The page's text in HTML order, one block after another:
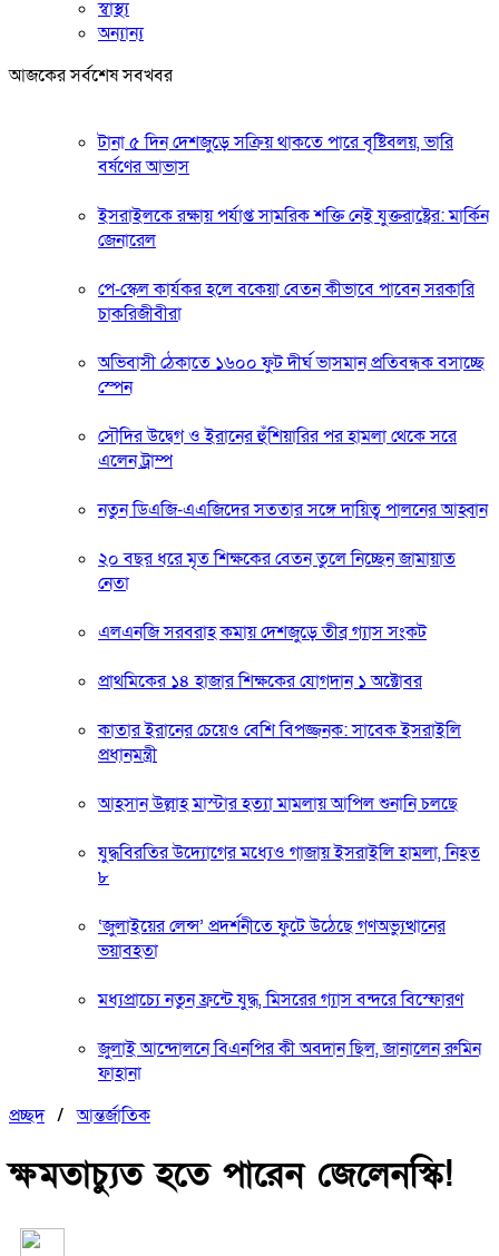
স্বাস্থ্য
অন্যান্য
আজকের সর্বশেষ সবখবর
টানা ৫ দিন দেশজুড়ে সক্রিয় থাকতে পারে বৃষ্টিবলয়, ভারি
বর্ষণের আভাস
ইসরাইলকে রক্ষায় পর্যাপ্ত সামরিক শক্তি নেই যুক্তরাষ্ট্রের: মার্কিন
জেনারেল
পে-স্কেল কার্যকর হলে বকেয়া বেতন কীভাবে পাবেন সরকারি
চাকরিজীবীরা
অভিবাসী ঠেকাতে ১৬০০ ফুট দীর্ঘ ভাসমান প্রতিবন্ধক বসাচ্ছে
স্পেন
সৌদির উদ্বেগ ও ইরানের হুঁশিয়ারির পর হামলা থেকে সরে
এলেন ট্রাম্প
নতুন ডিএজি-এএজিদের সততার সঙ্গে দায়িত্ব পালনের আহ্বান
২০ বছর ধরে মৃত শিক্ষকের বেতন তুলে নিচ্ছেন জামায়াত
নেতা
এলএনজি সরবরাহ কমায় দেশজুড়ে তীব্র গ্যাস সংকট
প্রাথমিকের ১৪ হাজার শিক্ষকের যোগদান ১ অক্টোবর
কাতার ইরানের চেয়েও বেশি বিপজ্জনক: সাবেক ইসরাইলি
প্রধানমন্ত্রী
আহসান উল্লাহ মাস্টার হত্যা মামলায় আপিল শুনানি চলছে
যুদ্ধবিরতির উদ্যোগের মধ্যেও গাজায় ইসরাইলি হামলা, নিহত
৮
‘জুলাইয়ের লেন্স’ প্রদর্শনীতে ফুটে উঠেছে গণঅভ্যুত্থানের
ভয়াবহতা
মধ্যপ্রাচ্যে নতুন ফ্রন্টে যুদ্ধ, মিসরের গ্যাস বন্দরে বিস্ফোরণ
জুলাই আন্দোলনে বিএনপির কী অবদান ছিল, জানালেন রুমিন
ফাহানা
প্রচ্ছদ/আন্তর্জাতিক
ক্ষমতাচ্যুত হতে পারেন জেলেনস্কি!